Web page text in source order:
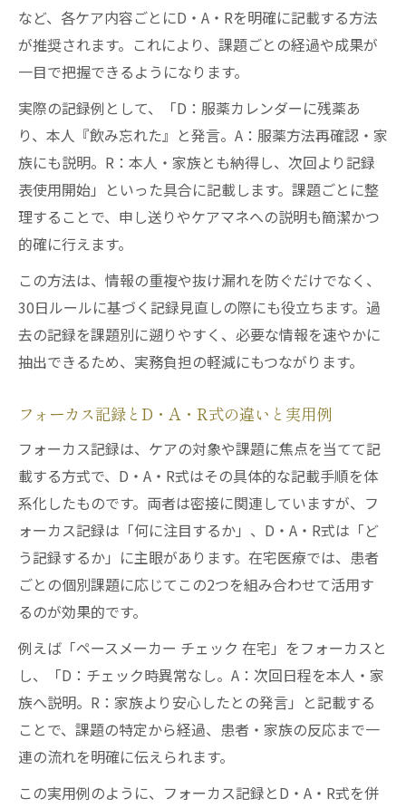
など、各ケア内容ごとにD・A・Rを明確に記載する方法
が推奨されます。これにより、課題ごとの経過や成果が
一目で把握できるようになります。
実際の記録例として、「D：服薬カレンダーに残薬あ
り、本人『飲み忘れた』と発言。A：服薬方法再確認・家
族にも説明。R：本人・家族とも納得し、次回より記録
表使用開始」といった具合に記載します。課題ごとに整
理することで、申し送りやケアマネへの説明も簡潔かつ
的確に行えます。
この方法は、情報の重複や抜け漏れを防ぐだけでなく、
30日ルールに基づく記録見直しの際にも役立ちます。過
去の記録を課題別に遡りやすく、必要な情報を速やかに
抽出できるため、実務負担の軽減にもつながります。
フォーカス記録とD・A・R式の違いと実用例
フォーカス記録は、ケアの対象や課題に焦点を当てて記
載する方式で、D・A・R式はその具体的な記載手順を体
系化したものです。両者は密接に関連していますが、フ
ォーカス記録は「何に注目するか」、D・A・R式は「ど
う記録するか」に主眼があります。在宅医療では、患者
ごとの個別課題に応じてこの2つを組み合わせて活用す
るのが効果的です。
例えば「ペースメーカー チェック 在宅」をフォーカスと
し、「D：チェック時異常なし。A：次回日程を本人・家
族へ説明。R：家族より安心したとの発言」と記載する
ことで、課題の特定から経過、患者・家族の反応まで一
連の流れを明確に伝えられます。
この実用例のように、フォーカス記録とD・A・R式を併